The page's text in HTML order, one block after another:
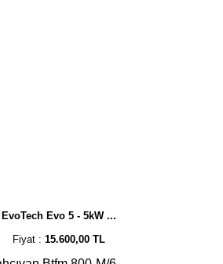
EvoTech Evo 5 - 5kW ...
Fiyat :15.600,00 TL